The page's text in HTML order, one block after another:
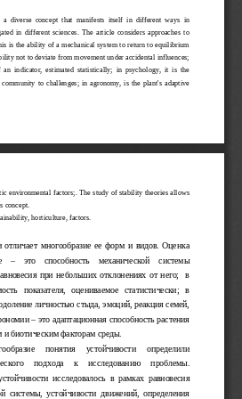
a   diverse   concept   that   manifests   itself   in   different   ways   in
in different sciences.  The article  considers  approaches  to
is the ability of a mechanical system to return to equilibrium
not to deviate from movement under accidental influences;
an   indicator,   estimated   statistically;   in   psychology,   it   is   the
to challenges; in agronomy, is the plant's adaptive
environmental factors;. The study of stability theories allows
concept.
horticulture, factors.
отличает  многообразие ее форм и видов. Оценка
–     это     способность     механической     системы
при небольших отклонениях от него;   в
показателя,   оцениваемое   статистически;   в
личностью стыда, эмоций, реакция семей,
– это адаптационная способность растения
и биотическим факторам среды.
понятия     устойчивости     определили
подхода     к     исследованию     проблемы.
исследовалось   в   рамках   равновесия
системы,   устойчивости   движений,   определения